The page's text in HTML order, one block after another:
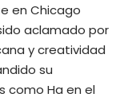
en Chicago
aclamado por
y creatividad
su
como Ha en el